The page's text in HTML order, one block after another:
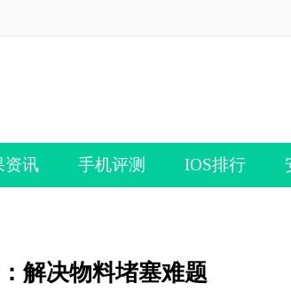
资讯 手机评测 IOS排行
解决物料堵塞难题